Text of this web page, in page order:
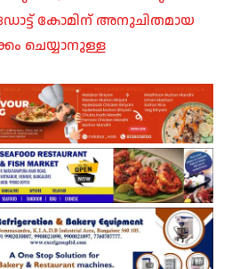
കോമിന് അനുചിതമായ
ചെയ്യാനുള്ള